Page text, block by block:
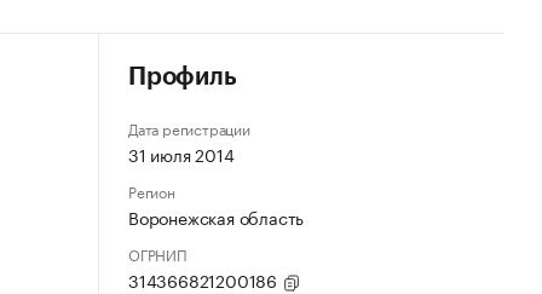
Профиль
Дата регистрации
31 июля 2014
Регион
Воронежская область
ОГРНИП
314366821200186